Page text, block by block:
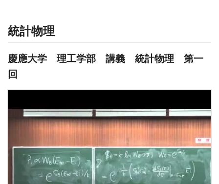
統計物理
慶應大学 理工学部 講義 統計物理 第一
回